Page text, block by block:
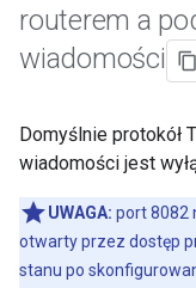
routerem a
wiadomości
Domyślnie protokół
wiadomości jest
UWAGA: port 8082
otwarty przez dostęp
stanu po